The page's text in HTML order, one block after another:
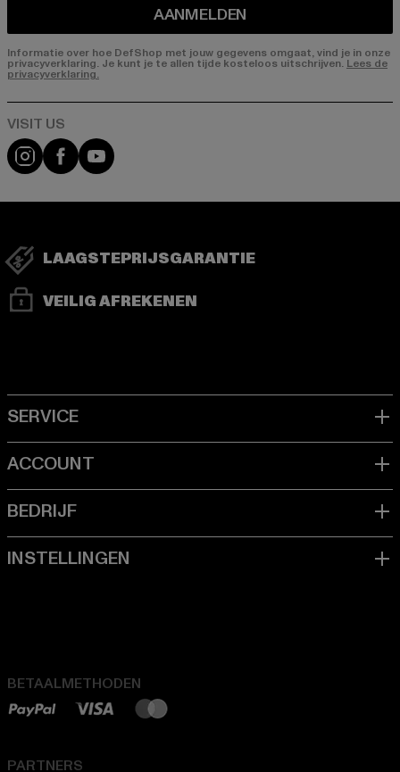
AANMELDEN
Informatie over hoe DefShop met jouw gegevens omgaat, vind je in onze
privacyverklaring. Je kunt je te allen tijde kosteloos uitschrijven.Lees de
privacyverklaring.
Visit our Instagram page:
Visit our Facebook page:
Visit our YouTube channel:
LAAGSTEPRIJSGARANTIE
VEILIG AFREKENEN
BETAALMETHODEN
PARTNERS